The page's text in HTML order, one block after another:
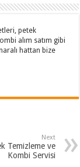
petek
alım satım gibi
hattan bize
Next
Temizleme ve
Kombi Servisi